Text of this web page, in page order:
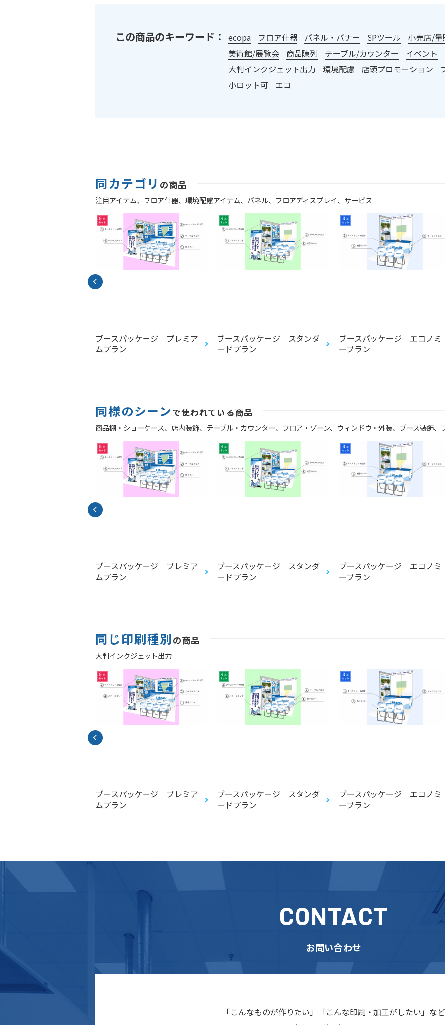
この商品のキーワード： ecopa フロア什器 パネル・バナー SPツール
小売店/量
美術館/展覧会
商品陳列 テーブル/カウンター イベント
大判インクジェット出力
環境配慮 店頭プロモーション
小ロット可
エコ
同カテゴリ の商品
注目アイテム、 フロア什器、 環境配慮アイテム、 パネル、 フロアディスプレイ、 サービス
ブースパッケージ プレミア
ムプラン
ブースパッケージ スタンダ
ードプラン
ブースパッケージ エコノミ
ープラン
同様のシーンで使われている商品
商品棚・ショーケース、 店内装飾、 テーブル・カウンター、 フロア・ゾーン、 ウィンドウ・外装、 ブース装飾、
ブースパッケージ プレミア
ムプラン
ブースパッケージ スタンダ
ードプラン
ブースパッケージ エコノミ
ープラン
同じ印刷種別 の商品
大判インクジェット出力
ブースパッケージ プレミア
ムプラン
ブースパッケージ スタンダ
ードプラン
ブースパッケージ エコノミ
ープラン
CONTACT
お問い合わせ
「こんなものが作りたい」
「こんな印刷・加工がしたい」など